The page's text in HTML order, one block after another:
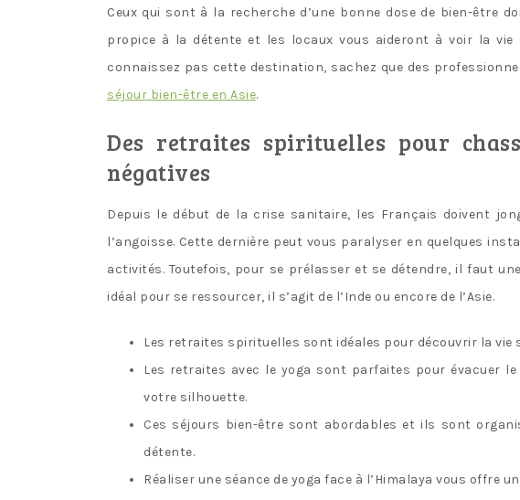
Ceux qui sont à la recherche d’une bonne dose de bien-être
propice à la détente et les locaux vous aideront à voir la vie
connaissez pas cette destination, sachez que des
séjour bien-être en Asie.
Des retraites spirituelles pour
négatives
Depuis le début de la crise sanitaire, les Français doivent
l’angoisse. Cette dernière peut vous paralyser en quelques
activités. Toutefois, pour se prélasser et se détendre, il faut
idéal pour se ressourcer, il s’agit de l’Inde ou encore de l’Asie.
Les retraites spirituelles sont idéales pour découvrir la vie
Les retraites avec le yoga sont parfaites pour évacuer
votre silhouette.
Ces séjours bien-être sont abordables et ils sont
détente.
Réaliser une séance de yoga face à l’Himalaya vous offre